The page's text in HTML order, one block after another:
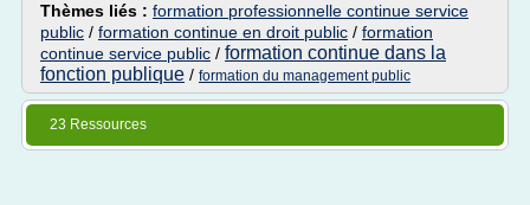
Thèmes liés : formation professionnelle continue service
public / formation continue en droit public / formation
continue service public / formation continue dans la
fonction publique / formation du management public
23 Ressources